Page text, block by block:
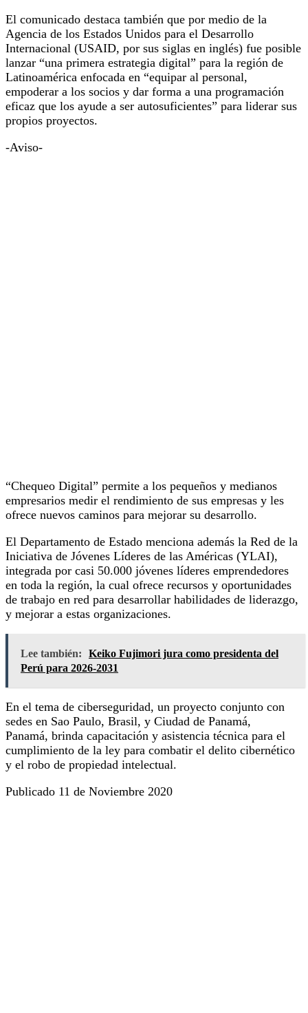
El comunicado destaca también que por medio de la
Agencia de los Estados Unidos para el Desarrollo
Internacional (USAID, por sus siglas en inglés) fue posible
lanzar “una primera estrategia digital” para la región de
Latinoamérica enfocada en “equipar al personal,
empoderar a los socios y dar forma a una programación
eficaz que los ayude a ser autosuficientes” para liderar sus
propios proyectos.
-Aviso-
“Chequeo Digital” permite a los pequeños y medianos
empresarios medir el rendimiento de sus empresas y les
ofrece nuevos caminos para mejorar su desarrollo.
El Departamento de Estado menciona además la Red de la
Iniciativa de Jóvenes Líderes de las Américas (YLAI),
integrada por casi 50.000 jóvenes líderes emprendedores
en toda la región, la cual ofrece recursos y oportunidades
de trabajo en red para desarrollar habilidades de liderazgo,
y mejorar a estas organizaciones.
Lee también:
Keiko Fujimori jura como presidenta del
Perú para 2026-2031
En el tema de ciberseguridad, un proyecto conjunto con
sedes en Sao Paulo, Brasil, y Ciudad de Panamá,
Panamá, brinda capacitación y asistencia técnica para el
cumplimiento de la ley para combatir el delito cibernético
y el robo de propiedad intelectual.
Publicado 11 de Noviembre 2020